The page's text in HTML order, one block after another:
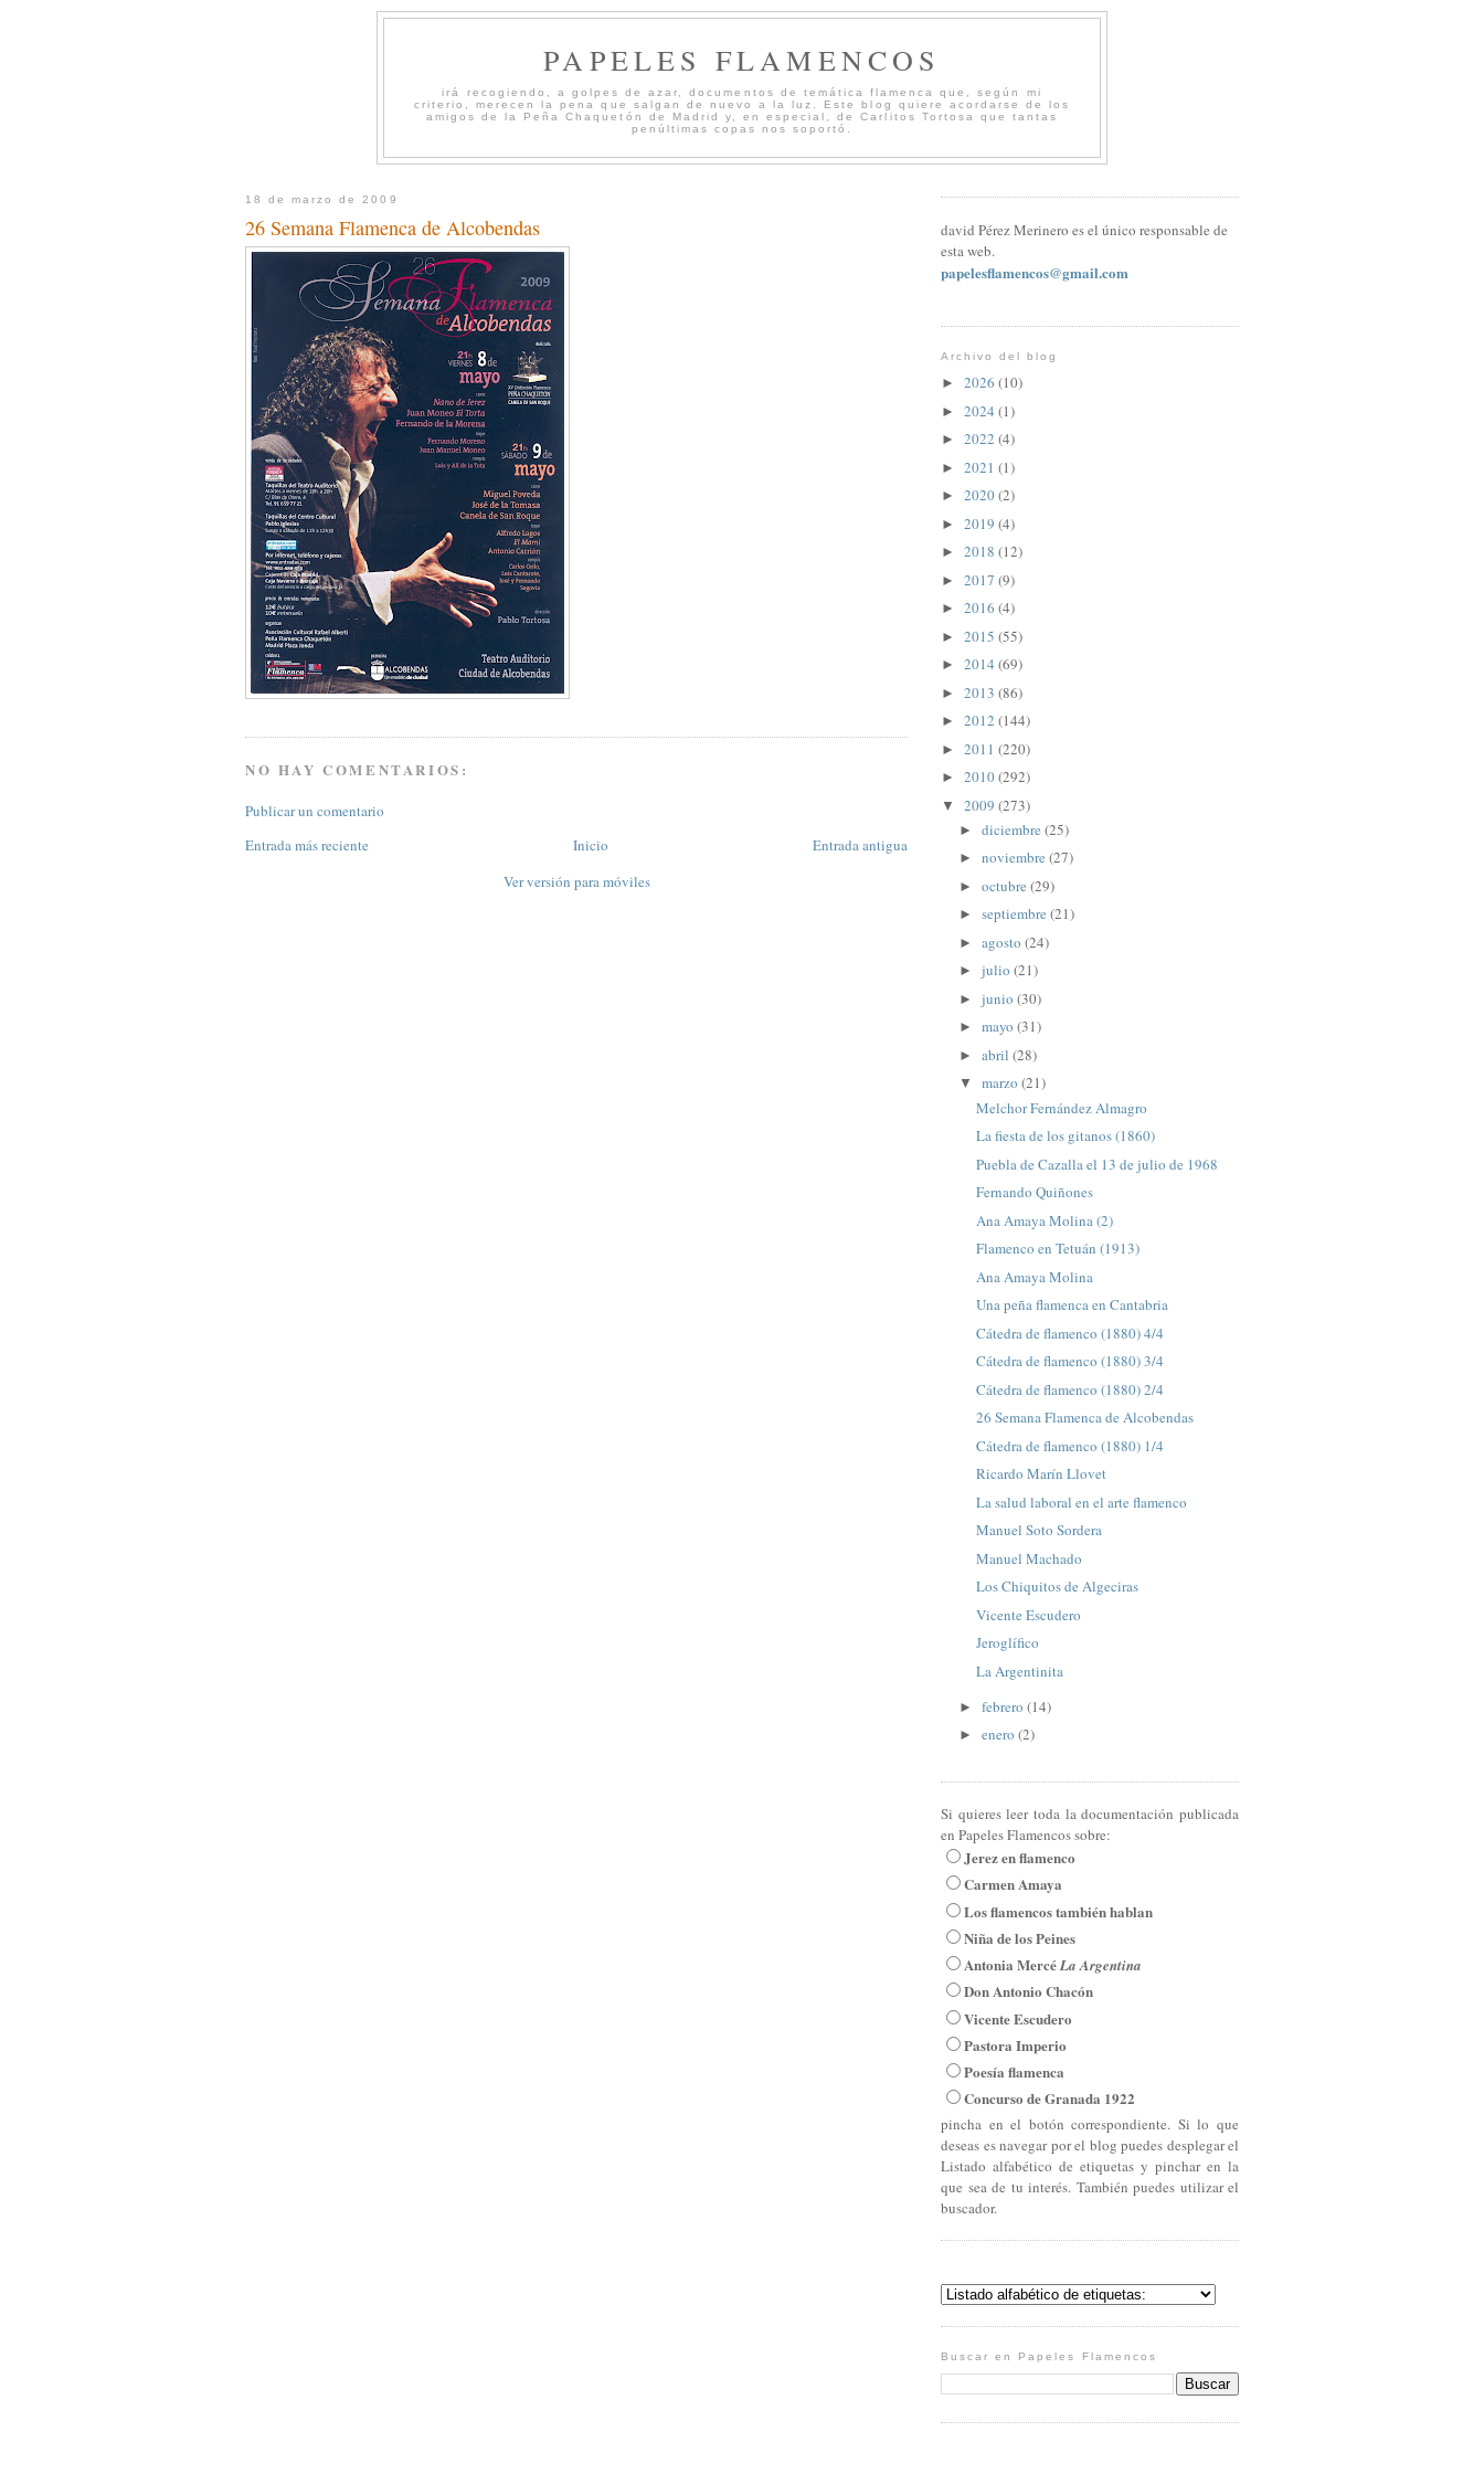
PAPELES FLAMENCOS
irá recogiendo, a golpes de azar, documentos de temática flamenca que, según mi
criterio, merecen la pena que salgan de nuevo a la luz. Este blog quiere acordarse de los
amigos de la Peña Chaquetón de Madrid y, en especial, de Carlitos Tortosa que tantas
penúltimas copas nos soportó.
18 de marzo de 2009
26 Semana Flamenca de Alcobendas
NO HAY COMENTARIOS:
Publicar un comentario
Entrada más reciente
Entrada antigua
Inicio
Ver versión para móviles
david Pérez Merinero es el único responsable de
esta web.
papelesflamencos@gmail.com
Archivo del blog
► 2026 (10)
► 2024 (1)
► 2022 (4)
► 2021 (1)
► 2020(2)
► 2019 (4)
► 2018 (12)
► 2017 (9)
► 2016 (4)
► 2015 (55)
► 2014 (69)
► 2013 (86)
► 2012 (144)
► 2011 (220)
► 2010(292)
▼ 2009 (273)
► diciembre (25)
► noviembre (27)
► octubre (29)
► septiembre (21)
► agosto (24)
► julio (21)
► junio (30)
► mayo (31)
► abril (28)
▼ marzo (21)
Melchor Fernández Almagro
La fiesta de los gitanos (1860)
Puebla de Cazalla el 13 de julio de 1968
Fernando Quiñones
Ana Amaya Molina (2)
Flamenco en Tetuán (1913)
Ana Amaya Molina
Una peña flamenca en Cantabria
Cátedra de flamenco (1880) 4/4
Cátedra de flamenco (1880) 3/4
Cátedra de flamenco (1880) 2/4
26 Semana Flamenca de Alcobendas
Cátedra de flamenco (1880) 1/4
Ricardo Marín Llovet
La salud laboral en el arte flamenco
Manuel Soto Sordera
Manuel Machado
Los Chiquitos de Algeciras
Vicente Escudero
Jeroglífico
La Argentinita
► febrero (14)
► enero (2)
Si quieres leer toda la documentación publicada
en Papeles Flamencos sobre:
Jerez en flamenco
Carmen Amaya
Los flamencos también hablan
Niña de los Peines
Antonia MercéLa Argentina
Don Antonio Chacón
Vicente Escudero
Pastora Imperio
Poesía flamenca
Concurso de Granada 1922
pincha en el botón correspondiente. Si lo que
deseas es navegar por el blog puedes desplegar el
Listado alfabético de etiquetas y pinchar en la
que sea de tu interés. También puedes utilizar el
buscador.
Buscar en Papeles Flamencos